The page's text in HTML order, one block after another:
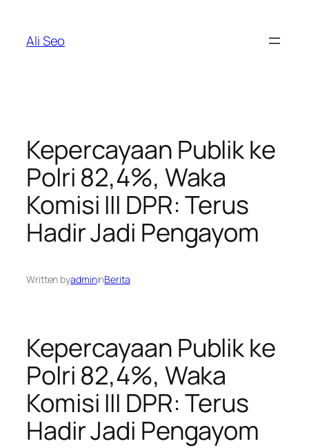
content
Ali Seo
Kepercayaan Publik ke
Polri 82,4%, Waka
Komisi III DPR: Terus
Hadir Jadi Pengayom
Written byadmininBerita
Kepercayaan Publik ke
Polri 82,4%, Waka
Komisi III DPR: Terus
Hadir Jadi Pengayom